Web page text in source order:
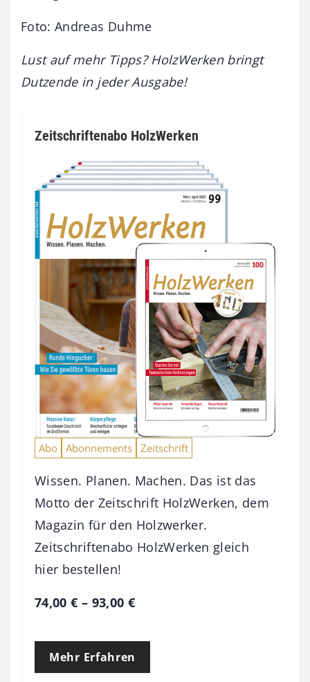
Foto: Andreas Duhme
Lust auf mehr Tipps? HolzWerken bringt
Dutzende in jeder Ausgabe!
Zeitschriftenabo HolzWerken
Abo Abonnements Zeitschrift
Wissen. Planen. Machen. Das ist das
Motto der Zeitschrift HolzWerken, dem
Magazin für den Holzwerker.
Zeitschriftenabo HolzWerken gleich
hier bestellen!
74,00€ – 93,00 €P
e
Mehr Erfahren